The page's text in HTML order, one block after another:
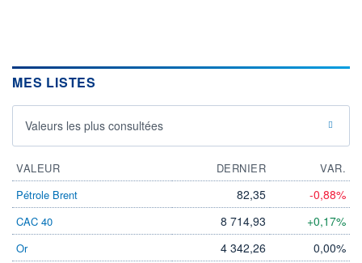
MES LISTES
Valeurs les plus consultées
VALEUR DERNIER
VAR.
Pétrole Brent
82,35 -0,88%
CAC 40 8 714,93 +0,17%
Or 4 342,26 0,00%